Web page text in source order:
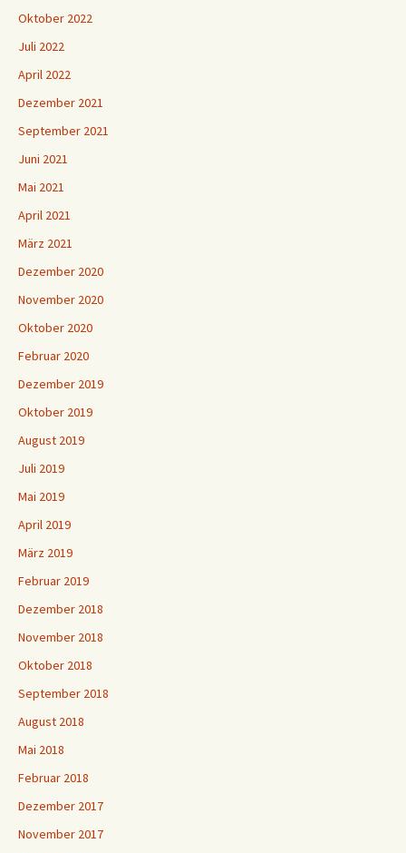
Oktober 2022
Juli 2022
April 2022
Dezember 2021
September 2021
Juni 2021
Mai 2021
April 2021
März 2021
Dezember 2020
November 2020
Oktober 2020
Februar 2020
Dezember 2019
Oktober 2019
August 2019
Juli 2019
Mai 2019
April 2019
März 2019
Februar 2019
Dezember 2018
November 2018
Oktober 2018
September 2018
August 2018
Mai 2018
Februar 2018
Dezember 2017
November 2017